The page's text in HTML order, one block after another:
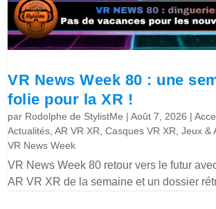
VR News Week 80 : une
folie pour la XR !
par Rodolphe de StylistMe |Août 7, 2026 |
Actualités,AR VR XR,Casques VR XR,Jeux &
VR News Week
VR News Week 80 retour vers le futur
AR VR XR de la semaine et un dossier